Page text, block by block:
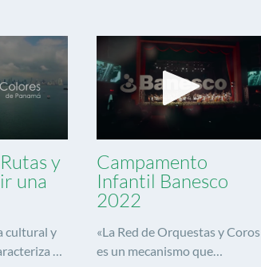
y
una
cultural y
a
Campamento
Infantil Banesco
2022
«La Red de Orquestas y Coros
es un mecanismo que